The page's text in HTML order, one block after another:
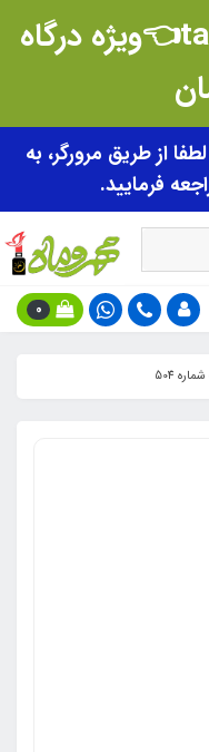
کد تخفیف takhfif0505👈ویژه درگاه
از طریق مرورگر، به
0
504